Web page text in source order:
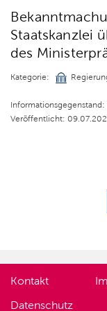
Staatskanzlei
des
Kategorie:
Veröffentlicht:
Kontakt
Datenschutz